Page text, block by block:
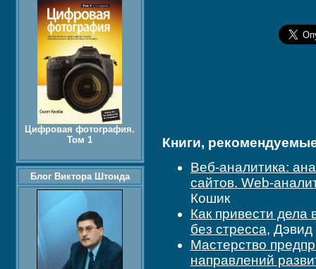
Книги,
Веб-аналитика:
сайтов. Web-
Кошик
Как привести дела
без стресса,
Мастерство
направлений
Цифровая фотография.
Том 1
Блог Виктора Штонда